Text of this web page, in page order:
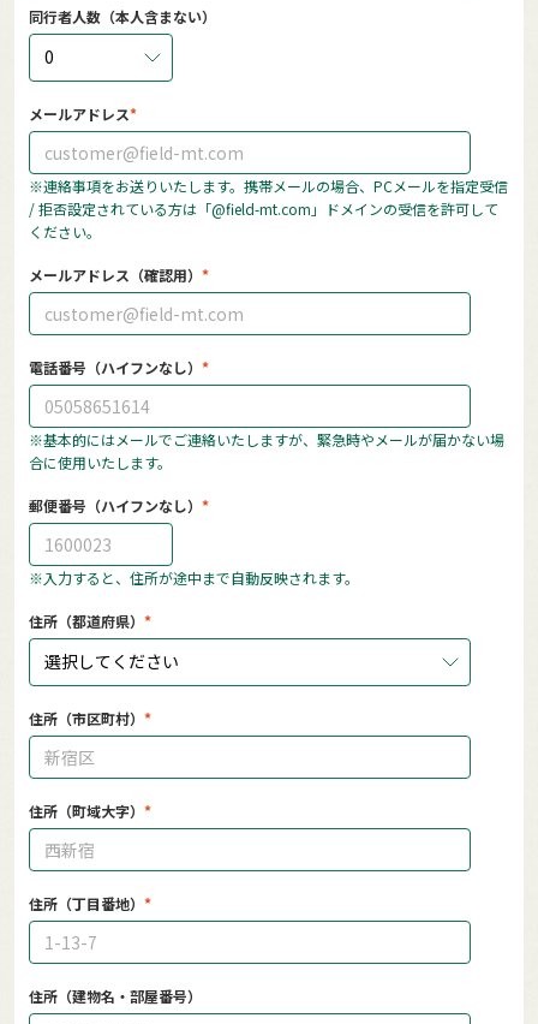
同行者人数（本人含まない）
0
メールアドレス
※連絡事項をお送りいたします。携帯メールの場合、PCメールを指定受信
/ 拒否設定されている方は「@field-mt.com」ドメインの受信を許可して
ください。
メールアドレス（確認用）
電話番号（ハイフンなし）
※基本的にはメールでご連絡いたしますが、緊急時やメールが届かない場
合に使用いたします。
郵便番号（ハイフンなし）
※入力すると、住所が途中まで自動反映されます。
住所（都道府県）
選択してください
住所（市区町村）
住所（町域大字）
住所（丁目番地）
住所（建物名・部屋番号）